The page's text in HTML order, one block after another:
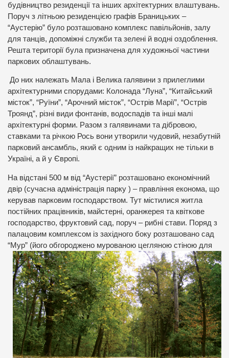
будівництво резиденції та інших архітектурних влаштувань.
Поруч з літньою резиденцією графів Браницьких –
“Аустерію” було розташовано комплекс павільйонів, залу
для танців, допоміжні служби та зелені й водні оздоблення.
Решта території була призначена для художньої частини
паркових облаштувань.
До них належать Мала і Велика галявини з прилеглими
архітектурними спорудами: Колонада “Луна”, “Китайський
місток”, “Руїни”, “Арочний місток”, “Острів Марії”, “Острів
Троянд”, різні види фонтанів, водоспадів та інші малі
архітектурні форми. Разом з галявинами та дібровою,
ставками та річкою Рось вони утворили чудовий, незабутній
парковий ансамбль, який є одним із найкращих не тільки в
Україні, а й у Європі.
На відстані 500 м від “Аустерії” розташовано економічний
двір (сучасна адміністрація парку ) – правління економа, що
керував парковим господарством. Тут містилися житла
постійних працівників, майстерні, оранжерея та квіткове
господарство, фруктовий сад, поруч – рибні стави. Поряд з
палацовим комплексом із західного боку розташовано сад
“Мур” (його обгороджено мурованою цегляною стіною для